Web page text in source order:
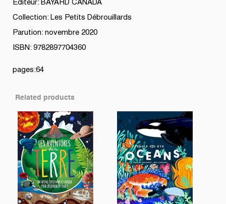
Editeur: BAYARD CANADA
Collection: Les Petits Débrouillards
Parution: novembre 2020
ISBN: 9782897704360
pages:64
Related products